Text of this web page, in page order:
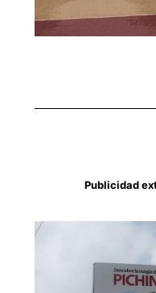
Publicidad